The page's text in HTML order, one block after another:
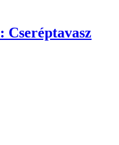
Cseréptavasz